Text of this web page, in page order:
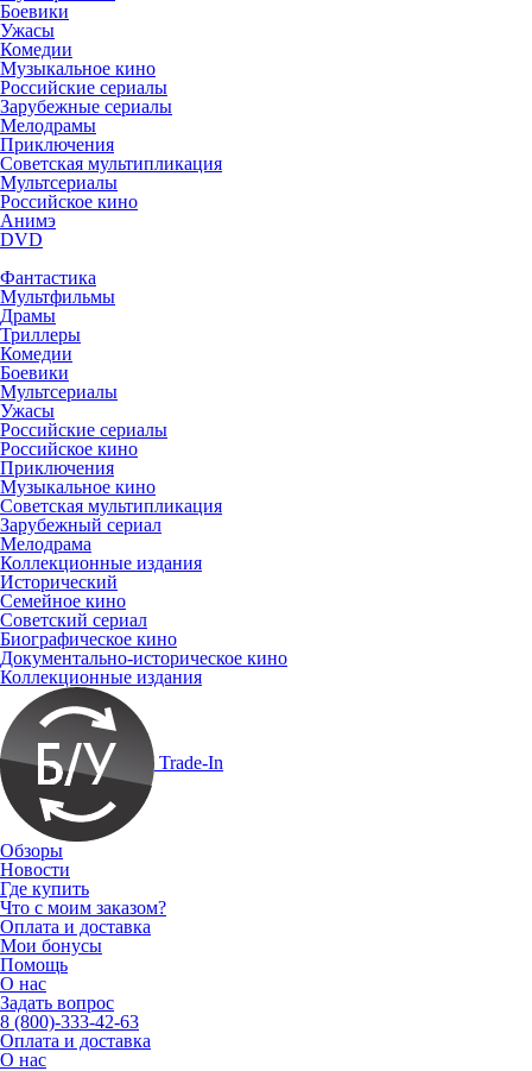
Боевики
Ужасы
Комедии
Музыкальное кино
Российские сериалы
Зарубежные сериалы
Мелодрамы
Приключения
Советская мультипликация
Мультсериалы
Российское кино
Анимэ
DVD
Фантастика
Мультфильмы
Драмы
Триллеры
Комедии
Боевики
Мультсериалы
Ужасы
Российские сериалы
Российское кино
Приключения
Музыкальное кино
Советская мультипликация
Зарубежный сериал
Мелодрама
Коллекционные издания
Исторический
Семейное кино
Советский сериал
Биографическое кино
Документально-историческое кино
Коллекционные издания
Trade-In
Обзоры
Новости
Где купить
Что с моим заказом?
Оплата и доставка
Мои бонусы
Помощь
О нас
Задать вопрос
8 (800)-333-42-63
Оплата и доставка
О нас